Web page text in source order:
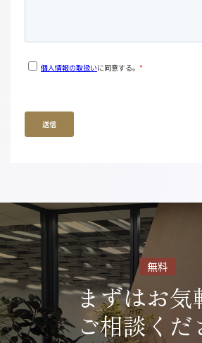
無料
まずはお気
ご相談くだ